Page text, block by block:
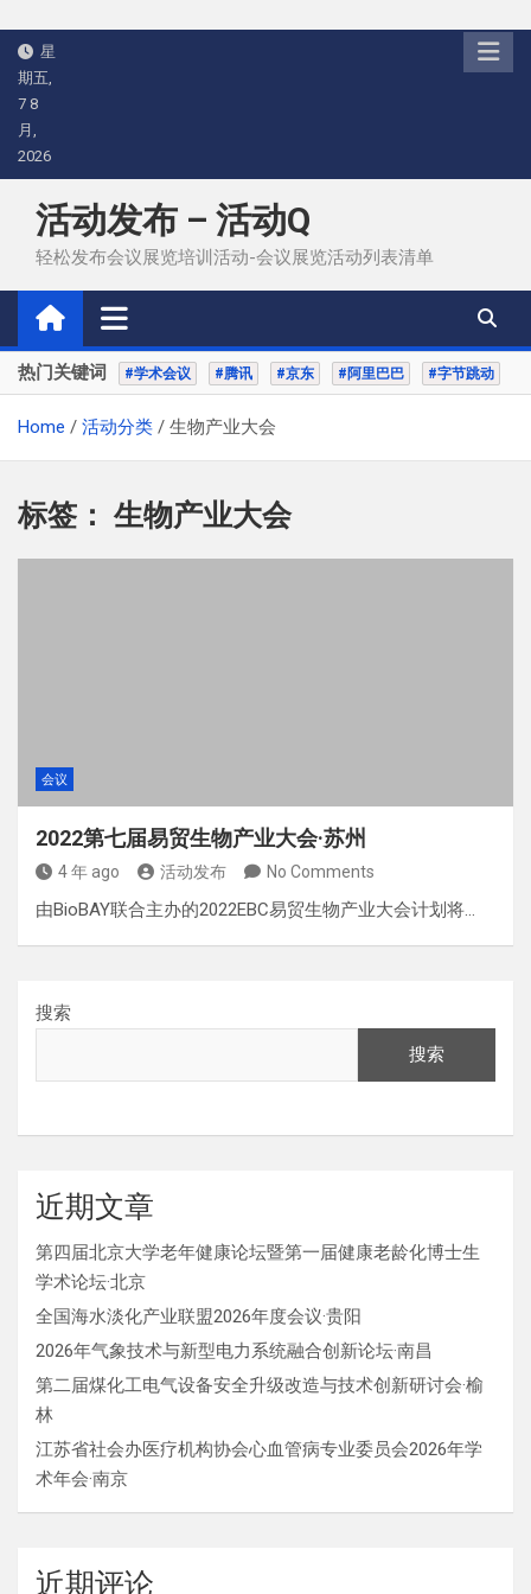
Skip
content
星
期五,
7 8
月,
2026
活动发布 – 活动Q
轻松发布会议展览培训活动-会议展览活动列表清单
热门关键词 #学术会议 #腾讯 #京东 #阿里巴巴 #字节跳动
Home 活动分类 生物产业大会
标签： 生物产业大会
会议
2022第七届易贸生物产业大会·苏州
4 年 ago 活动发布 No Comments
由BioBAY联合主办的2022EBC易贸生物产业大会计划将…
搜索
搜索
近期文章
第四届北京大学老年健康论坛暨第一届健康老龄化博士生
学术论坛·北京
全国海水淡化产业联盟2026年度会议·贵阳
2026年气象技术与新型电力系统融合创新论坛·南昌
第二届煤化工电气设备安全升级改造与技术创新研讨会·榆
林
江苏省社会办医疗机构协会心血管病专业委员会2026年学
术年会·南京
近期评论